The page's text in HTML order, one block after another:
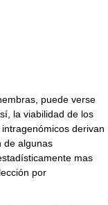
puede verse
la viabilidad de los
derivan
de algunas
mas
por